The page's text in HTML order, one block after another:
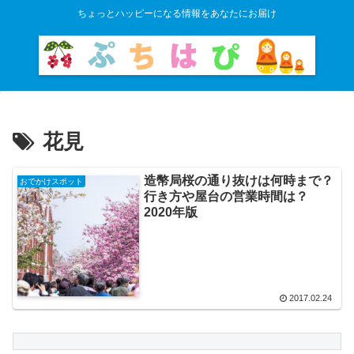
ちょっとハッピーになる情報をあなたにお届け
花見
おでかけスポット
造幣局桜の通り抜けは何時まで？
行き方や屋台の営業時間は？
2020年版
2017.02.24